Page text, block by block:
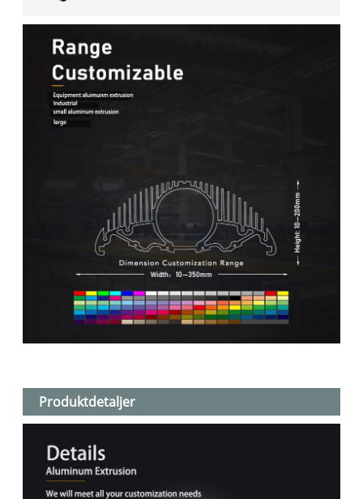
Produktdetaljer